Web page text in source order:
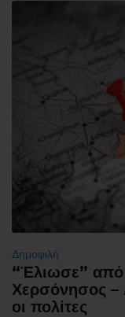
Δημοφιλή
“Έλιωσε” από
Χερσόνησος –
οι πολίτες